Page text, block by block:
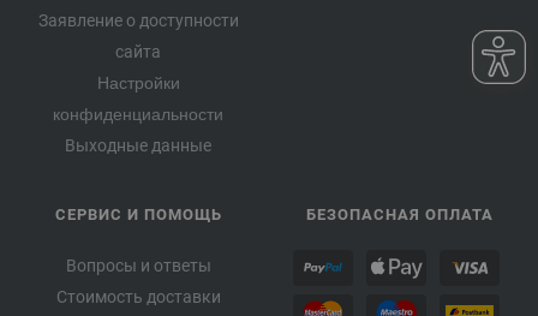
Заявление о доступности
сайта
Настройки
конфиденциальности
Выходные данные
СЕРВИС И ПОМОЩЬ
Вопросы и ответы
Стоимость доставки
БЕЗОПАСНАЯ ОПЛАТА